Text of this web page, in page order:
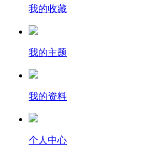
我的收藏
我的主题
我的资料
个人中心